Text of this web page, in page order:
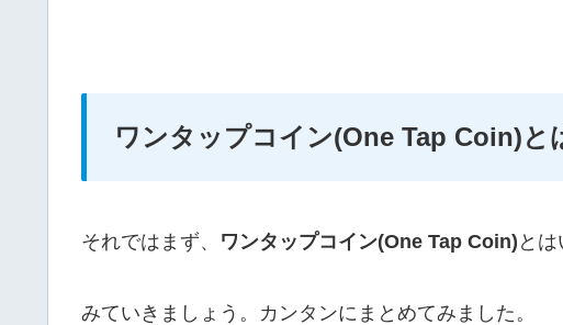
ワンタップコイン(One Tap Coin)と
それではまず、 ワンタップコイン(One Tap Coin) と
みていきましょう。カンタンにまとめてみました。